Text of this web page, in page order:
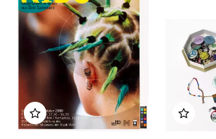
Zu meinem Album hinzufügenZu